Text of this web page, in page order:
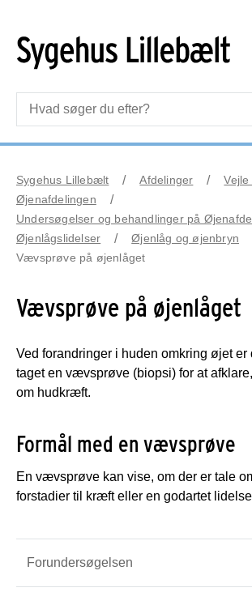
Sygehus Lillebælt Afdelinger
Øjenafdelingen
Undersøgelser og behandlinger på
Øjenlågslidelser
Øjenlåg og øjenbryn
Vævsprøve på øjenlåget
Vævsprøve på øjenlåget
Ved forandringer i huden omkring øjet er
taget en vævsprøve (biopsi) for at
om hudkræft.
Formål med en vævsprøve
En vævsprøve kan vise, om der er tale
forstadier til kræft eller en godartet
Forundersøgelsen